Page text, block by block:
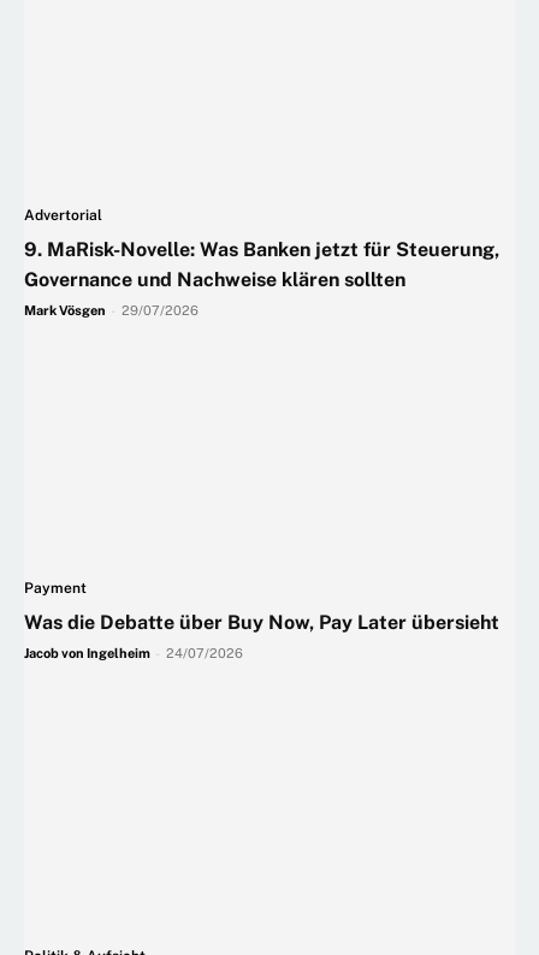
Advertorial
9. MaRisk-Novelle: Was Banken jetzt für Steuerung,
Governance und Nachweise klären sollten
Mark Vösgen 29/07/2026
Payment
Was die Debatte über Buy Now, Pay Later übersieht
Jacob von Ingelheim 24/07/2026